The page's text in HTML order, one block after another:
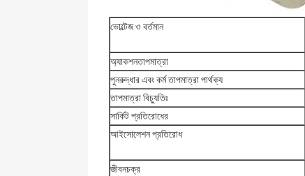
ভোল্টেজ ও বর্তমান
অ্যাকশনতাপমাত্রা
পুনরুদ্ধার এবং কর্ম তাপমাত্রা পার্থক্য
তাপমাত্রা বিচ্যুতিঃ
সার্কিট প্রতিরোধের
আইসোলেশন প্রতিরোধ
জীবনচক্র